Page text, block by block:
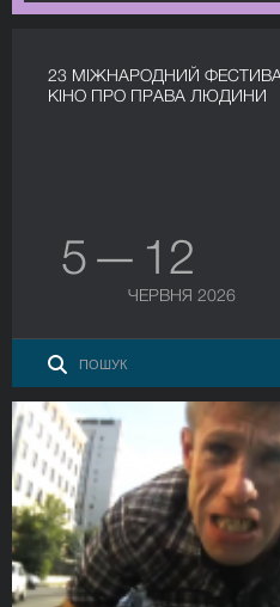
23 МІЖНАРОДНИЙ
КІНО ПРО ПРАВА ЛЮДИНИ
5 — 12
ЧЕРВНЯ 2026